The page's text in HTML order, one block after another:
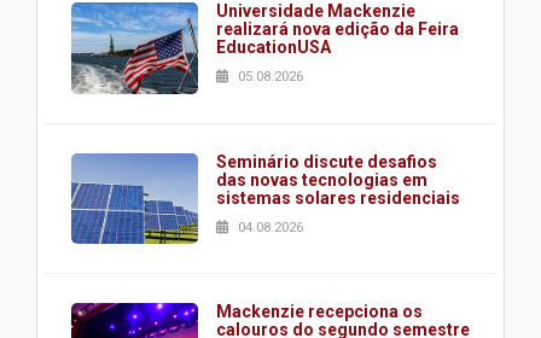
Universidade Mackenzie
realizará nova edição da Feira
EducationUSA
05.08.2026
Seminário discute desafios
das novas tecnologias em
sistemas solares residenciais
04.08.2026
Mackenzie recepciona os
calouros do segundo semestre